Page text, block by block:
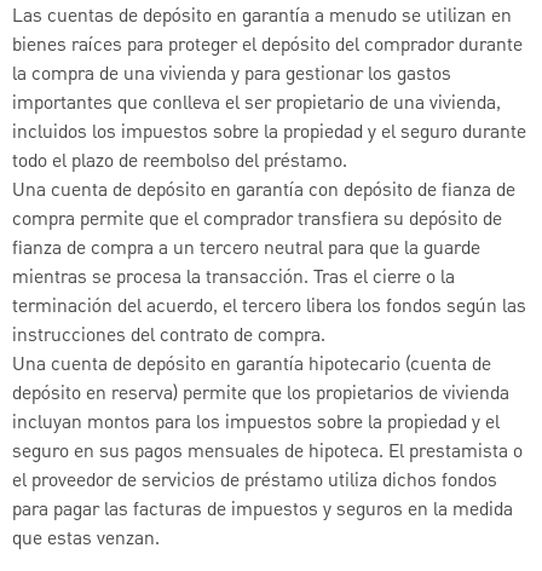
Las cuentas de depósito en garantía a menudo se utilizan en
bienes raíces para proteger el depósito del comprador durante
la compra de una vivienda y para gestionar los gastos
importantes que conlleva el ser propietario de una vivienda,
incluidos los impuestos sobre la propiedad y el seguro durante
todo el plazo de reembolso del préstamo.
Una cuenta de depósito en garantía con depósito de fianza de
compra permite que el comprador transfiera su depósito de
fianza de compra a un tercero neutral para que la guarde
mientras se procesa la transacción. Tras el cierre o la
terminación del acuerdo, el tercero libera los fondos según las
instrucciones del contrato de compra.
Una cuenta de depósito en garantía hipotecario (cuenta de
depósito en reserva) permite que los propietarios de vivienda
incluyan montos para los impuestos sobre la propiedad y el
seguro en sus pagos mensuales de hipoteca. El prestamista o
el proveedor de servicios de préstamo utiliza dichos fondos
para pagar las facturas de impuestos y seguros en la medida
que estas venzan.